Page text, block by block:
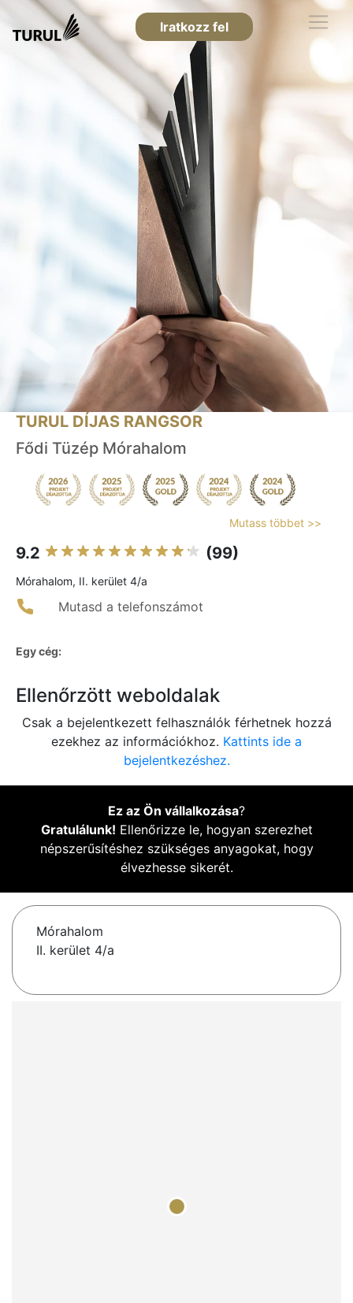
Iratkozz fel
TURUL DÍJAS RANGSOR
Fődi Tüzép Mórahalom
Mutass többet >>
9.2 (99)
Mórahalom, II. kerület 4/a
Mutasd a telefonszámot
Egy cég:
Ellenőrzött weboldalak
Csak a bejelentkezett felhasználók férhetnek hozzá
ezekhez az információkhoz. Kattints ide a
bejelentkezéshez.
Ez az Ön vállalkozása?
Gratulálunk! Ellenőrizze le, hogyan szerezhet
népszerűsítéshez szükséges anyagokat, hogy
élvezhesse sikerét.
Mórahalom
II. kerület 4/a